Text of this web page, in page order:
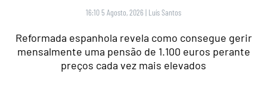
16:10 5 Agosto, 2026 | Luís Santos
Reformada espanhola revela como consegue gerir
mensalmente uma pensão de 1.100 euros perante
preços cada vez mais elevados